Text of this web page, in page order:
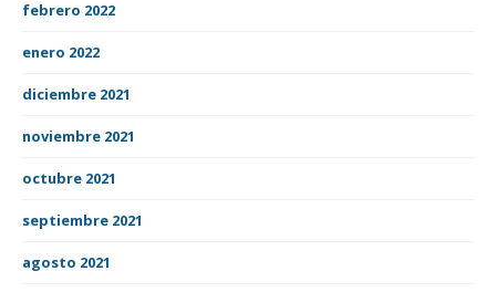
febrero 2022
enero 2022
diciembre 2021
noviembre 2021
octubre 2021
septiembre 2021
agosto 2021